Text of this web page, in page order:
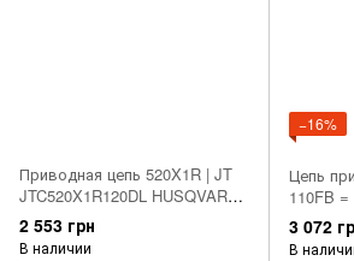
Приводная цепь 520X1R | JT
JTC520X1R120DL HUSQVARNA
TC 610 1991-2000
2 553 грн
В наличии
−16%
Цепь
110FB
3 072
В